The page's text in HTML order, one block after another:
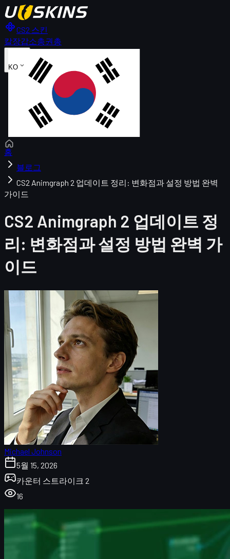
CS2 스킨
칼장갑소총권총
KO
홈
블로그
CS2 Animgraph 2 업데이트 정리: 변화점과 설정 방법 완벽
가이드
CS2 Animgraph 2 업데이트 정
리: 변화점과 설정 방법 완벽 가
이드
Michael Johnson
5월 15, 2026
카운터 스트라이크 2
16
Animgraph 2란 무엇인가?
Animgraph 2가 CS2 시각 경험을 어떻게 바꾸나
성능(FPS)과 네트워크에 미치는 영향